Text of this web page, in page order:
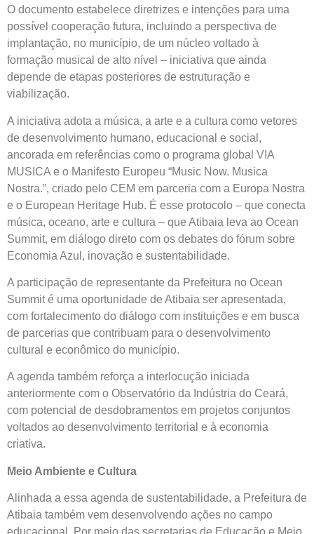
O documento estabelece diretrizes e intenções para uma
possível cooperação futura, incluindo a perspectiva de
implantação, no município, de um núcleo voltado à
formação musical de alto nível – iniciativa que ainda
depende de etapas posteriores de estruturação e
viabilização.
A iniciativa adota a música, a arte e a cultura como vetores
de desenvolvimento humano, educacional e social,
ancorada em referências como o programa global VIA
MUSICA e o Manifesto Europeu “Music Now. Musica
Nostra.”, criado pelo CEM em parceria com a Europa Nostra
e o European Heritage Hub. É esse protocolo – que conecta
música, oceano, arte e cultura – que Atibaia leva ao Ocean
Summit, em diálogo direto com os debates do fórum sobre
Economia Azul, inovação e sustentabilidade.
A participação de representante da Prefeitura no Ocean
Summit é uma oportunidade de Atibaia ser apresentada,
com fortalecimento do diálogo com instituições e em busca
de parcerias que contribuam para o desenvolvimento
cultural e econômico do município.
A agenda também reforça a interlocução iniciada
anteriormente com o Observatório da Indústria do Ceará,
com potencial de desdobramentos em projetos conjuntos
voltados ao desenvolvimento territorial e à economia
criativa.
Meio Ambiente e Cultura
Alinhada a essa agenda de sustentabilidade, a Prefeitura de
Atibaia também vem desenvolvendo ações no campo